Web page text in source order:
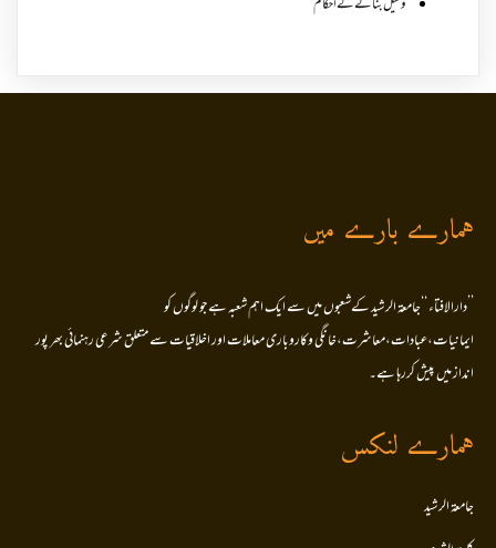
وکیل بنانے کے احکام
ہمارے بارے میں
’’دارالافتاء ‘‘جامعۃ الرشید کےشعبوں میں سے ایک اہم شعبہ ہے جو لوگوں کو
ایمانیات،عبادات،معاشرت،خانگی وکاروباری معاملات اور اخلاقیات سے متعلق شرعی رہنمائی بھر پور
انداز میں پیش کررہا ہے۔
ہمارے لنکس
جامعۃ الرشید